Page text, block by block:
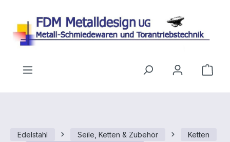
Edelstahl Seile, Ketten & Zubehör
Ketten